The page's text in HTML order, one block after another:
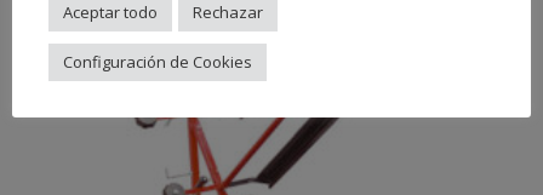
Aceptar todo Rechazar
Configuración de Cookies